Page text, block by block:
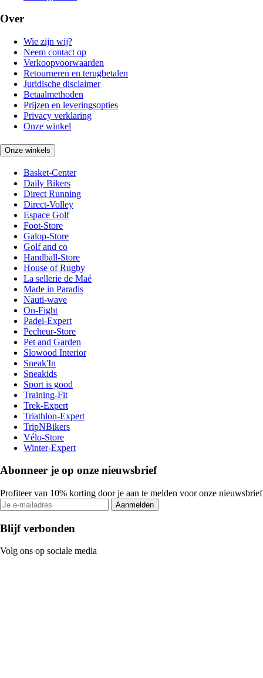
Over
Wie zijn wij?
Neem contact op
Verkoopvoorwaarden
Retourneren en terugbetalen
Juridische disclaimer
Betaalmethoden
Prijzen en leveringsopties
Privacy verklaring
Onze winkel
Onze winkels
Basket-Center
Daily Bikers
Direct Running
Direct-Volley
Espace Golf
Foot-Store
Galop-Store
Golf and co
Handball-Store
House of Rugby
La sellerie de Maé
Made in Paradis
Nauti-wave
On-Fight
Padel-Expert
Pecheur-Store
Pet and Garden
Slowood Interior
Sneak'In
Sneakids
Sport is good
Training-Fit
Trek-Expert
Triathlon-Expert
TripNBikers
Vélo-Store
Winter-Expert
Abonneer je op onze nieuwsbrief
Profiteer van 10% korting door je aan te melden voor onze nieuwsbrief
Aanmelden
Blijf verbonden
Volg ons op sociale media